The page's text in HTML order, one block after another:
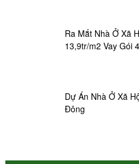
Ra Mắt Nhà Ở Xã
13,9tr/m2 Vay Gói
Dự Án Nhà Ở Xã
Đông